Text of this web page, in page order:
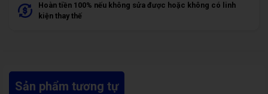
Hoàn tiền 100% nếu không sửa được hoặc không có linh
kiện thay thế
Sản phẩm tương tự